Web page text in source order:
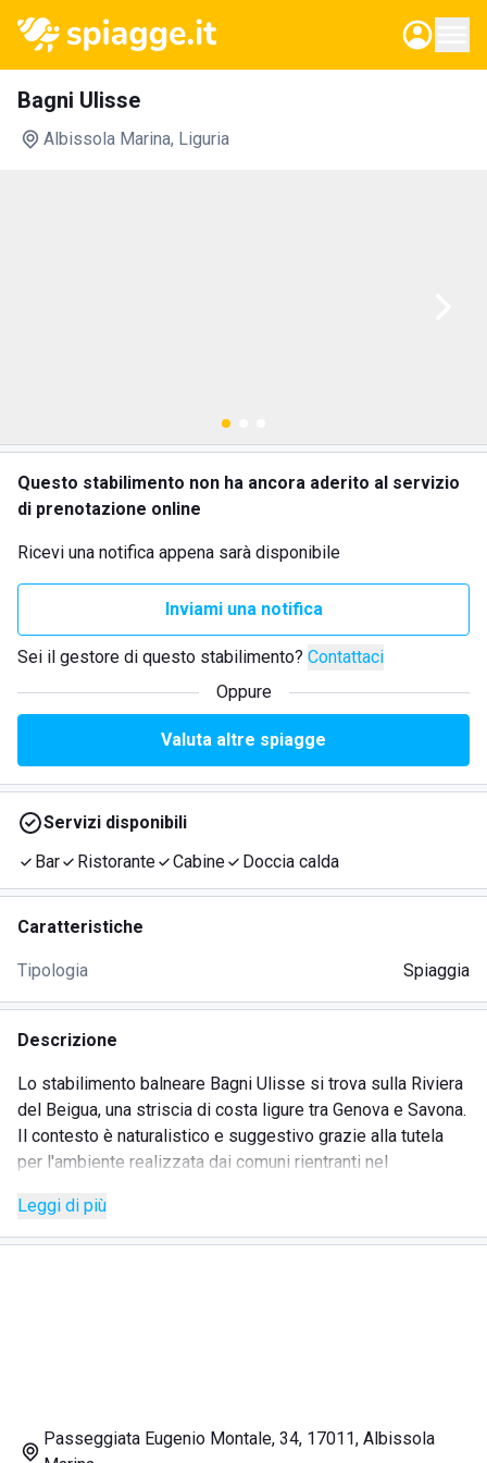
Bagni Ulisse
Albissola Marina, Liguria
Questo stabilimento non ha ancora aderito al servizio
di prenotazione online
Ricevi una notifica appena sarà disponibile
Inviami una notifica
Sei il gestore di questo stabilimento? Contattaci
Oppure
Valuta altre spiagge
Servizi disponibili
Bar
Ristorante Cabine Doccia calda
Caratteristiche
Tipologia Spiaggia
Descrizione
Lo stabilimento balneare Bagni Ulisse si trova sulla Riviera
del Beigua, una striscia di costa ligure tra Genova e Savona.
Il contesto è naturalistico e suggestivo grazie alla tutela
per l'ambiente realizzata dai comuni rientranti nel
escursioni tra architetture civili e religiose tra cui spiccano
Villa Gavotti, Villa Balbi e i resti di una sontuosa villa di
venire incontro alle esigenze dei clienti. Il lido Bagni Ulisse
Leggi di più
Passeggiata Eugenio Montale, 34, 17011, Albissola